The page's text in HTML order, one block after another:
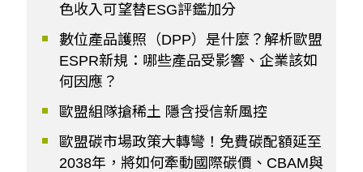
色收入可望替ESG評鑑加分
數位產品護照（DPP）是什麼？解析歐盟
ESPR新規：哪些產品受影響、企業該如
何因應？
歐盟組隊搶稀土 隱含授信新風控
歐盟碳市場政策大轉彎！免費碳配額延至
2038年，將如何牽動國際碳價、CBAM與